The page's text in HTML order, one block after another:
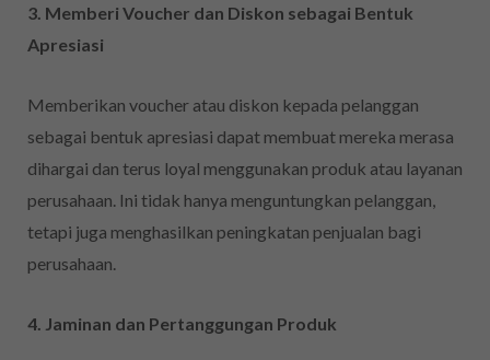
3. Memberi Voucher dan Diskon sebagai Bentuk
Apresiasi
Memberikan voucher atau diskon kepada pelanggan
sebagai bentuk apresiasi dapat membuat mereka merasa
dihargai dan terus loyal menggunakan produk atau layanan
perusahaan. Ini tidak hanya menguntungkan pelanggan,
tetapi juga menghasilkan peningkatan penjualan bagi
perusahaan.
4. Jaminan dan Pertanggungan Produk